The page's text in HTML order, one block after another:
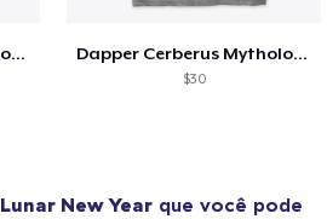
Dapper Cerberus Mythology Merch Dapper Cerberus Mythology Merch
$30
Lunar New Yearque você pode